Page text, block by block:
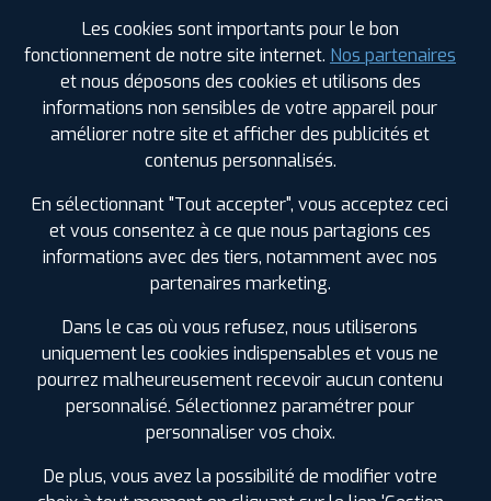
SPÉCIFICATIONS AVIS CLIENTS ÉTIQUETAGE
Étiquetage
Les cookies sont importants pour le bon
fonctionnement de notre site internet. Nos partenaires
et nous déposons des cookies et utilisons des
informations non sensibles de votre appareil pour
améliorer notre site et afficher des publicités et
contenus personnalisés.
En sélectionnant "Tout accepter", vous acceptez ceci
et vous consentez à ce que nous partagions ces
informations avec des tiers, notamment avec nos
partenaires marketing.
Dans le cas où vous refusez, nous utiliserons
uniquement les cookies indispensables et vous ne
pourrez malheureusement recevoir aucun contenu
personnalisé. Sélectionnez paramétrer pour
personnaliser vos choix.
De plus, vous avez la possibilité de modifier votre